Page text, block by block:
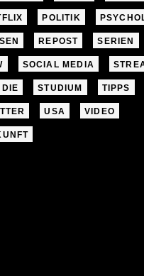
POLITIK
REPOST SERIEN
SOCIAL MEDIA
STUDIUM TIPPS
USA VIDEO